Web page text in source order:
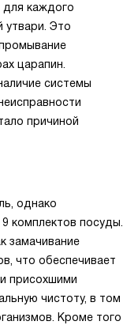
для каждого
утвари. Это
царапин.
системы
причиной
однако
комплектов посуды.
замачивание
что обеспечивает
присохшими
чистоту, в том
Кроме того